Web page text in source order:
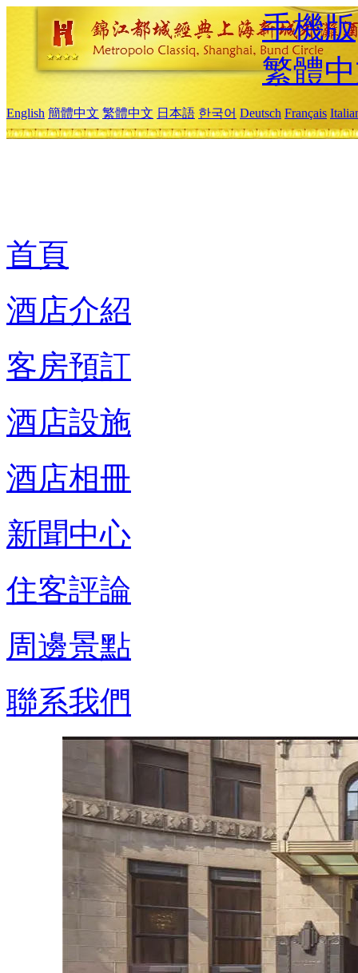
手機版
繁體
English 簡體中文 繁體中文 日本語 한국어 Deutsch Français
首頁
酒店介紹
客房預訂
酒店設施
酒店相冊
新聞中心
住客評論
周邊景點
聯系我們